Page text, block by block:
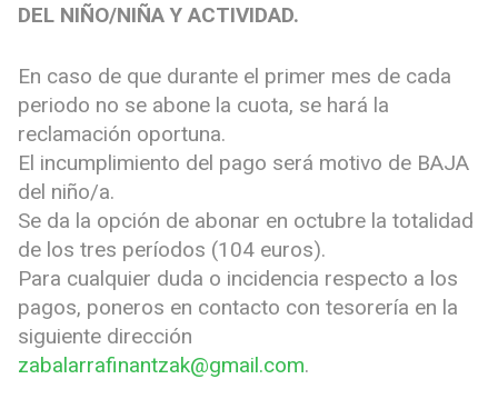
DEL NIÑO/NIÑA Y ACTIVIDAD.
En caso de que durante el primer mes de cada
periodo no se abone la cuota, se hará la
reclamación oportuna.
El incumplimiento del pago será motivo de BAJA
del niño/a.
Se da la opción de abonar en octubre la totalidad
de los tres períodos (104 euros).
Para cualquier duda o incidencia respecto a los
pagos, poneros en contacto con tesorería en la
siguiente dirección
zabalarrafinantzak@gmail.com.